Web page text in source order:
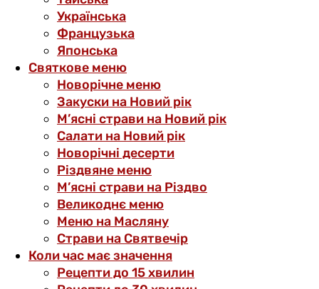
Українська
Французька
Японська
Святкове меню
Новорічне меню
Закуски на Новий рік
М’ясні страви на Новий рік
Салати на Новий рік
Новорічні десерти
Різдвяне меню
М’ясні страви на Різдво
Великоднє меню
Меню на Масляну
Страви на Святвечір
Коли час має значення
Рецепти до 15 хвилин